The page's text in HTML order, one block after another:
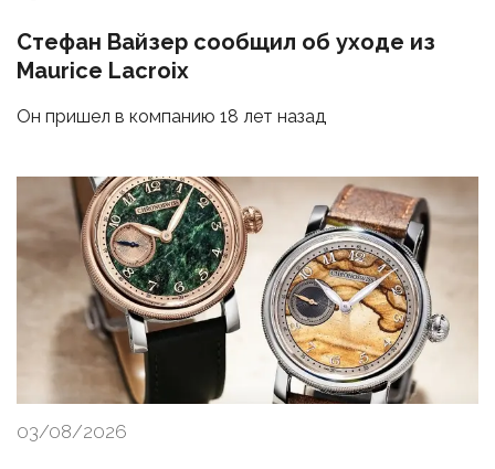
Стефан Вайзер сообщил об уходе из
Maurice Lacroix
Он пришел в компанию 18 лет назад
03/08/2026